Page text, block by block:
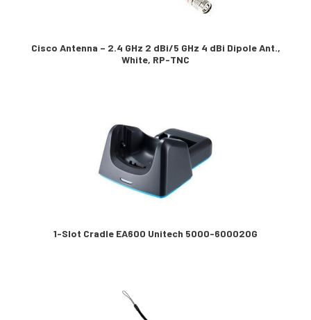
Cisco Antenna – 2.4 GHz 2 dBi/5 GHz 4 dBi Dipole Ant.,
White, RP-TNC
1-Slot Cradle EA600 Unitech 5000-600020G